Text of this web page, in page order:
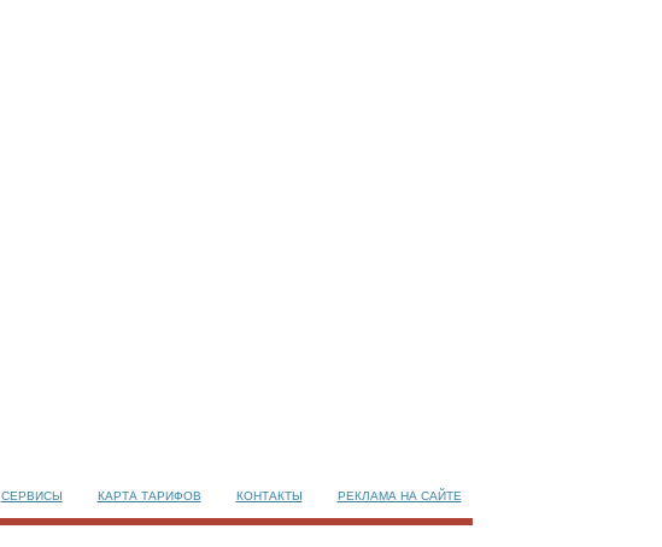
СЕРВИСЫ КАРТА ТАРИФОВ КОНТАКТЫ РЕКЛАМА НА САЙТЕ